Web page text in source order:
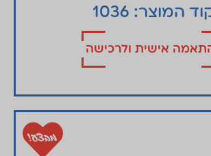
המוצר: 1036
אישית ולרכישה
מבצע!